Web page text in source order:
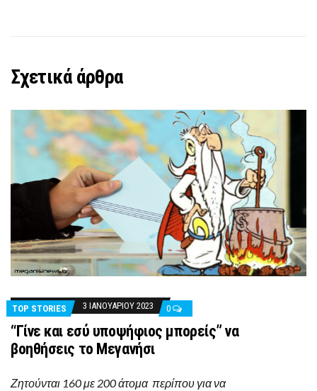
Σχετικά άρθρα
TOP STORIES 3 ΙΑΝΟΥΑΡΊΟΥ 2023 0
“Γίνε και εσύ υποψήφιος μπορείς” να
βοηθήσεις το Μεγανήσι
Ζητούνται 160 με 200 άτομα περίπου για να